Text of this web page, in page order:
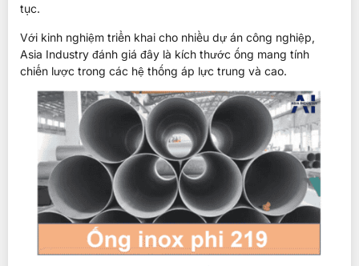
tục.
Với kinh nghiệm triển khai cho nhiều dự án công nghiệp,
Asia Industry đánh giá đây là kích thước ống mang tính
chiến lược trong các hệ thống áp lực trung và cao.